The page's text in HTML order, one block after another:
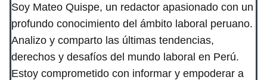
Soy Mateo Quispe, un redactor apasionado con un
profundo conocimiento del ámbito laboral peruano.
Analizo y comparto las últimas tendencias,
derechos y desafíos del mundo laboral en Perú.
Estoy comprometido con informar y empoderar a